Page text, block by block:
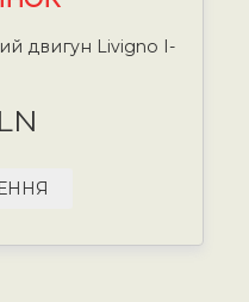
двигун Livigno I-